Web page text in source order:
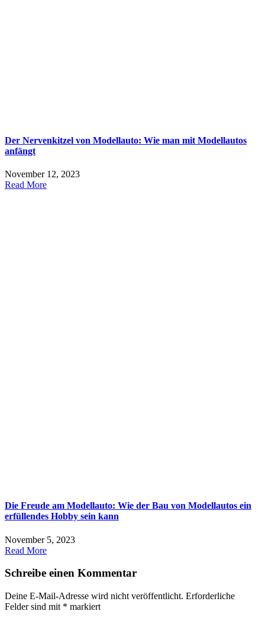
Der Nervenkitzel von Modellauto: Wie man mit Modellautos
anfängt
November 12, 2023
Read More
Die Freude am Modellauto: Wie der Bau von Modellautos ein
erfüllendes Hobby sein kann
November 5, 2023
Read More
Schreibe einen Kommentar
Deine E-Mail-Adresse wird nicht veröffentlicht. Erforderliche
Felder sind mit * markiert